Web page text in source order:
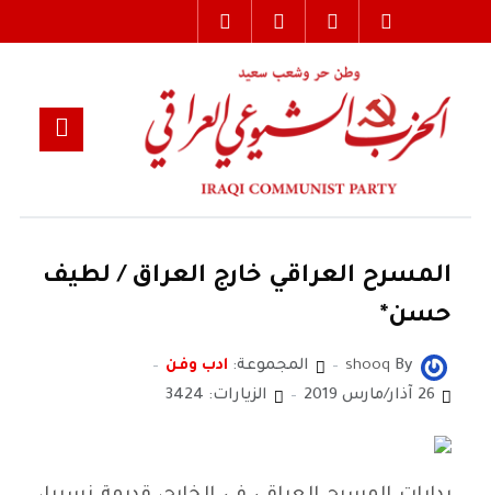
المسرح العراقي خارج العراق / لطيف
حسن*
By
shooq المجموعة: ادب وفن
26 آذار/مارس 2019
الزيارات: 3424